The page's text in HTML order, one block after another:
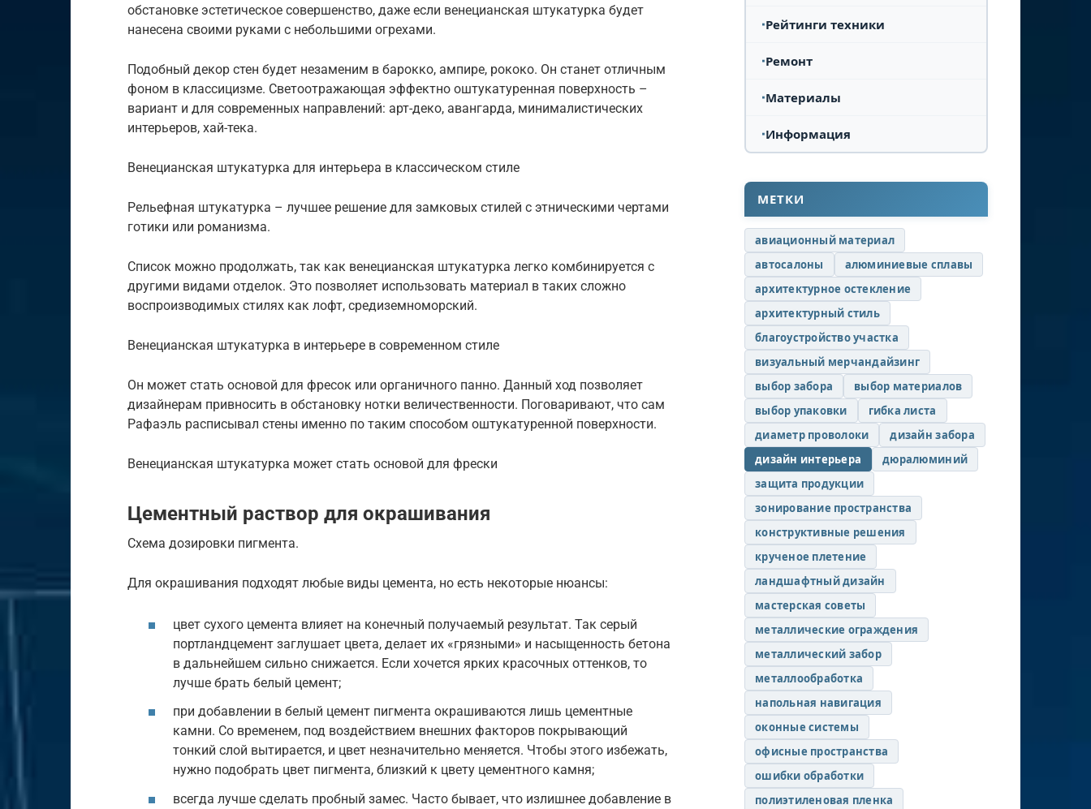
обстановке эстетическое совершенство, даже если венецианская штукатурка будет
нанесена своими руками с небольшими огрехами.
Подобный декор стен будет незаменим в барокко, ампире, рококо. Он станет отличным
фоном в классицизме. Светоотражающая эффектно оштукатуренная поверхность –
вариант и для современных направлений: арт-деко, авангарда, минималистических
интерьеров, хай-тека.
Венецианская штукатурка для интерьера в классическом стиле
Рельефная штукатурка – лучшее решение для замковых стилей с этническими чертами
готики или романизма.
Список можно продолжать, так как венецианская штукатурка легко комбинируется с
другими видами отделок. Это позволяет использовать материал в таких сложно
воспроизводимых стилях как лофт, средиземноморский.
Венецианская штукатурка в интерьере в современном стиле
Он может стать основой для фресок или органичного панно. Данный ход позволяет
дизайнерам привносить в обстановку нотки величественности. Поговаривают, что сам
Рафаэль расписывал стены именно по таким способом оштукатуренной поверхности.
Венецианская штукатурка может стать основой для фрески
Цементный раствор для окрашивания
Схема дозировки пигмента.
Для окрашивания подходят любые виды цемента, но есть некоторые нюансы:
цвет сухого цемента влияет на конечный получаемый результат. Так серый
портландцемент заглушает цвета, делает их «грязными» и насыщенность бетона
в дальнейшем сильно снижается. Если хочется ярких красочных оттенков, то
лучше брать белый цемент;
при добавлении в белый цемент пигмента окрашиваются лишь цементные
камни. Со временем, под воздействием внешних факторов покрывающий
тонкий слой вытирается, и цвет незначительно меняется. Чтобы этого избежать,
нужно подобрать цвет пигмента, близкий к цвету цементного камня;
всегда лучше сделать пробный замес. Часто бывает, что излишнее добавление в
Рейтинги техники
Ремонт
Материалы
Информация
МЕТКИ
авиационный материал
автосалоны
алюминиевые сплавы
архитектурное остекление
архитектурный стиль
благоустройство участка
визуальный мерчандайзинг
выбор забора
выбор материалов
выбор упаковки
гибка листа
диаметр проволоки
дизайн забора
дизайн интерьера
дюралюминий
защита продукции
зонирование пространства
конструктивные решения
крученое плетение
ландшафтный дизайн
мастерская советы
металлические ограждения
металлический забор
металлообработка
напольная навигация
оконные системы
офисные пространства
ошибки обработки
полиэтиленовая пленка